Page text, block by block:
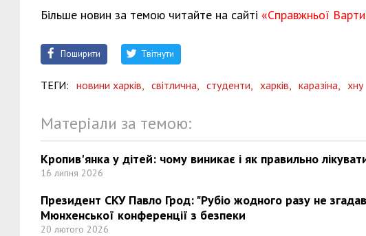
Більше новин за темою читайте на сайті «Справжньої
Поширити Твітнути
ТЕГИ: новини харків, світлична, студенти, харків, каразіна, хну
Матеріали за темою:
Кропив'янка у дітей: чому виникає і як правильно
16 липня 2026
Президент СКУ Павло Грод: "Рубіо жодного разу не
Мюнхенської конференції з безпеки
20 лютого 2026